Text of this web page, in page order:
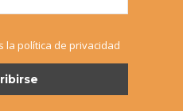
la política de privacidad